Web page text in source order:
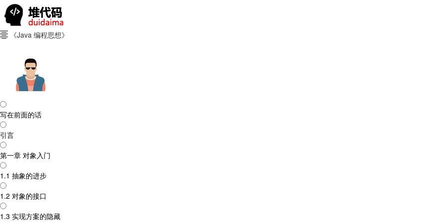
 《Java 编程思想》
写在前面的话
引言
第一章 对象入门
1.1 抽象的进步
1.2 对象的接口
1.3 实现方案的隐藏